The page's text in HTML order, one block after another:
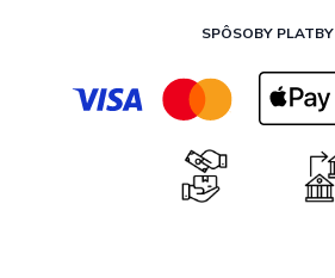
SPÔSOBY PLATBY